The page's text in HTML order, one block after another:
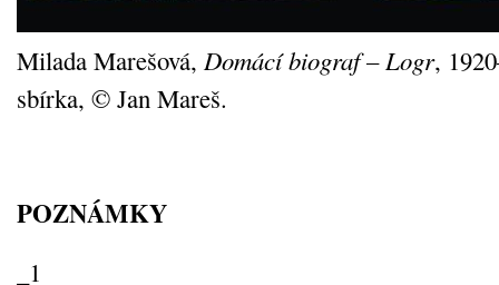
Milada Marešová, Domácí biograf – Logr,
sbírka, © Jan Mareš.
POZNÁMKY
_1